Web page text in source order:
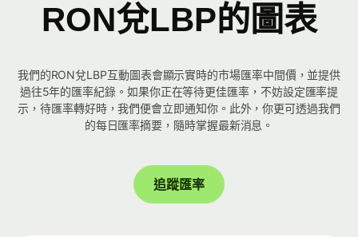
RON兌LBP的圖表
我們的RON兌LBP互動圖表會顯示實時的市場匯率中間價，並提供
過往5年的匯率紀錄。如果你正在等待更佳匯率，不妨設定匯率提
示，待匯率轉好時，我們便會立即通知你。此外，你更可透過我們
的每日匯率摘要，隨時掌握最新消息。
追蹤匯率